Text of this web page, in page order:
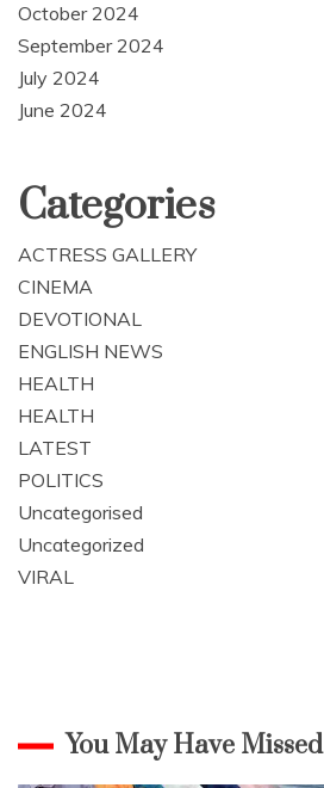
October 2024
September 2024
July 2024
June 2024
Categories
ACTRESS GALLERY
CINEMA
DEVOTIONAL
ENGLISH NEWS
HEALTH
HEALTH
LATEST
POLITICS
Uncategorised
Uncategorized
VIRAL
You May Have Missed